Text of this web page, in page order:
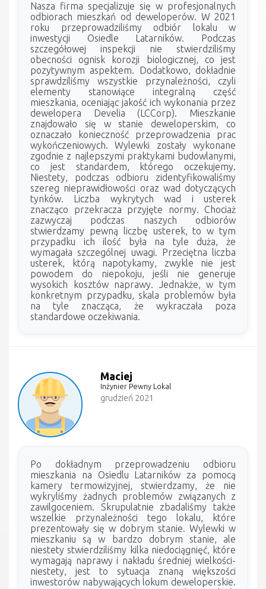
Nasza firma specjalizuje się w profesjonalnych
odbiorach mieszkań od deweloperów. W 2021
roku przeprowadziliśmy odbiór lokalu w
inwestycji Osiedle Latarników. Podczas
szczegółowej inspekcji nie stwierdziliśmy
obecności ognisk korozji biologicznej, co jest
pozytywnym aspektem. Dodatkowo, dokładnie
sprawdziliśmy wszystkie przynależności, czyli
elementy stanowiące integralną część
mieszkania, oceniając jakość ich wykonania przez
dewelopera Develia (LCCorp). Mieszkanie
znajdowało się w stanie deweloperskim, co
oznaczało konieczność przeprowadzenia prac
wykończeniowych. Wylewki zostały wykonane
zgodnie z najlepszymi praktykami budowlanymi,
co jest standardem, którego oczekujemy.
Niestety, podczas odbioru zidentyfikowaliśmy
szereg nieprawidłowości oraz wad dotyczących
tynków. Liczba wykrytych wad i usterek
znacząco przekracza przyjęte normy. Chociaż
zazwyczaj podczas naszych odbiorów
stwierdzamy pewną liczbę usterek, to w tym
przypadku ich ilość była na tyle duża, że
wymagała szczególnej uwagi. Przeciętna liczba
usterek, którą napotykamy, zwykle nie jest
powodem do niepokoju, jeśli nie generuje
wysokich kosztów naprawy. Jednakże, w tym
konkretnym przypadku, skala problemów była
na tyle znacząca, że wykraczała poza
standardowe oczekiwania.
Maciej
Inżynier Pewny Lokal
grudzień 2021
Po dokładnym przeprowadzeniu odbioru
mieszkania na Osiedlu Latarników za pomocą
kamery termowizyjnej, stwierdzamy, że nie
wykryliśmy żadnych problemów związanych z
zawilgoceniem. Skrupulatnie zbadaliśmy także
wszelkie przynależności tego lokalu, które
prezentowały się w dobrym stanie. Wylewki w
mieszkaniu są w bardzo dobrym stanie, ale
niestety stwierdziliśmy kilka niedociągnięć, które
wymagają naprawy i nakładu średniej wielkości-
niestety, jest to sytuacja znaną większości
inwestorów nabywających lokum deweloperskie.